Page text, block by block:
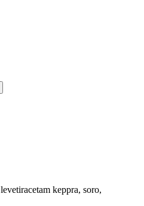
levetiracetam keppra, soro,